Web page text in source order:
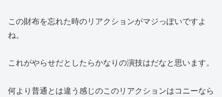
この財布を忘れた時のリアクションがマジっぽいですよ
ね。
これがやらせだとしたらかなりの演技はだなと思います。
何より普通とは違う感じのこのリアクションはコニーなら